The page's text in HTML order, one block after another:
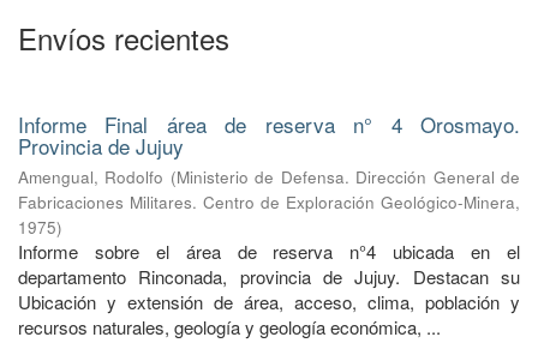
Envíos recientes
Informe Final área de reserva n° 4 Orosmayo.
Provincia de Jujuy
Amengual, Rodolfo (Ministerio de Defensa. Dirección General de
Fabricaciones Militares. Centro de Exploración Geológico-Minera,
1975)
Informe sobre el área de reserva n°4 ubicada en el
departamento Rinconada, provincia de Jujuy. Destacan su
Ubicación y extensión de área, acceso, clima, población y
recursos naturales, geología y geología económica, ...